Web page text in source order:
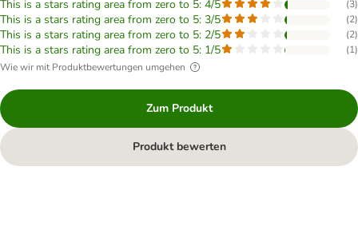
This is a stars rating area from zero to 5: 4/5 (3)
This is a stars rating area from zero to 5: 3/5 (2)
This is a stars rating area from zero to 5: 2/5 (2)
This is a stars rating area from zero to 5: 1/5 (1)
Wie wir mit Produktbewertungen umgehen
Zum Produkt
Produkt bewerten